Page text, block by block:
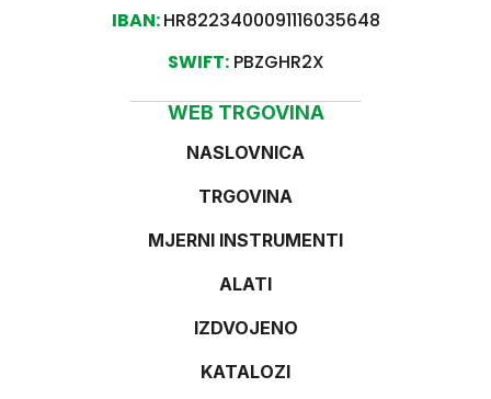
IBAN:HR8223400091116035648
SWIFT:PBZGHR2X
WEB TRGOVINA
NASLOVNICA
TRGOVINA
MJERNI INSTRUMENTI
ALATI
IZDVOJENO
KATALOZI